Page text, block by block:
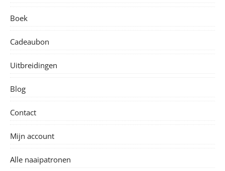
Boek
Cadeaubon
Uitbreidingen
Blog
Contact
Mijn account
Alle naaipatronen